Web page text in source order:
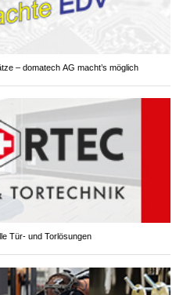
– domatech AG macht’s möglich
Tür- und Torlösungen